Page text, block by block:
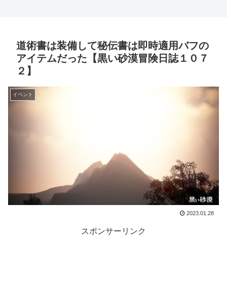
道術書は装備して秘伝書は即時適用バフの
アイテムだった【黒い砂漠冒険日誌１０７
２】
イベント
2023.01.28
スポンサーリンク